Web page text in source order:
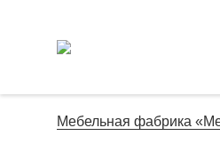
Мебельная фабрика